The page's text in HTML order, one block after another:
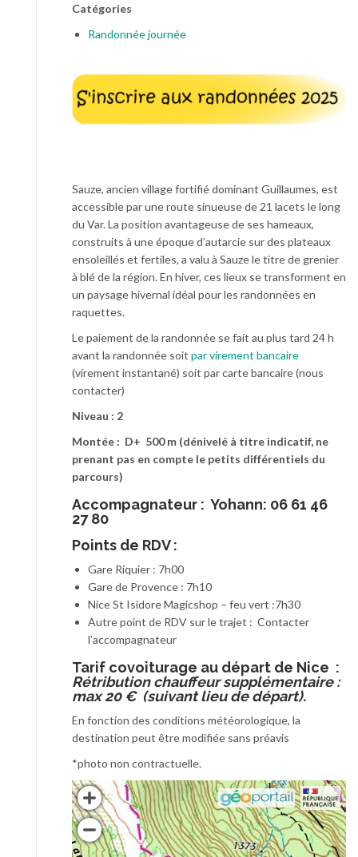
Catégories
Randonnée journée
Sauze, ancien village fortifié dominant Guillaumes, est
accessible par une route sinueuse de 21 lacets le long
du Var. La position avantageuse de ses hameaux,
construits à une époque d’autarcie sur des plateaux
ensoleillés et fertiles, a valu à Sauze le titre de grenier
à blé de la région. En hiver, ces lieux se transforment en
un paysage hivernal idéal pour les randonnées en
raquettes.
Le paiement de la randonnée se fait au plus tard 24 h
avant la randonnée soit par virement bancaire
(virement instantané) soit par carte bancaire (nous
contacter)
Niveau : 2
Montée : D+ 500 m (dénivelé à titre indicatif, ne
prenant pas en compte le petits différentiels du
parcours)
Accompagnateur : Yohann: 06 61 46
27 80
Points de RDV :
Gare Riquier : 7h00
Gare de Provence : 7h10
Nice St Isidore Magicshop – feu vert :7h30
Autre point de RDV sur le trajet : Contacter
l’accompagnateur
Tarif covoiturage au départ de Nice :
Rétribution chauffeur supplémentaire :
max 20 € (suivant lieu de départ).
En fonction des conditions météorologique, la
destination peut être modifiée sans préavis
*photo non contractuelle.